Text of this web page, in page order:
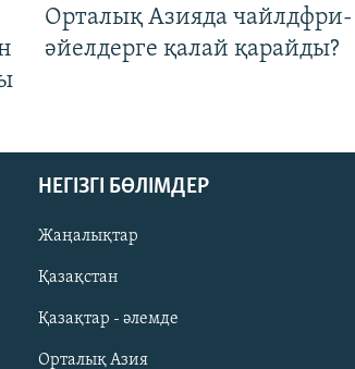
Орталық Азияда чайлдфри-
әйелдерге қалай қарайды?
НЕГІЗГІ БӨЛІМДЕР
Жаңалықтар
Қазақстан
Қазақтар - әлемде
Орталық Азия